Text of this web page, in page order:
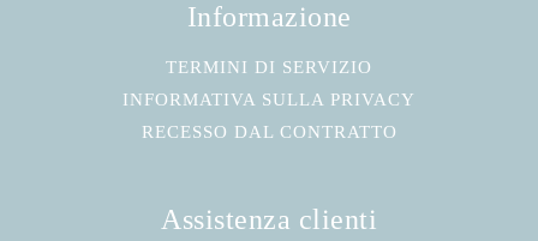
Informazione
TERMINI DI SERVIZIO
INFORMATIVA SULLA PRIVACY
RECESSO DAL CONTRATTO
Assistenza clienti